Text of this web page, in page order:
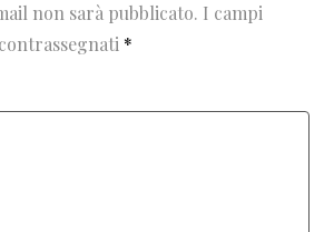
non sarà pubblicato. I campi
*